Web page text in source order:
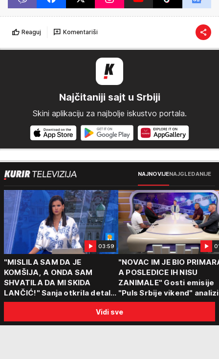
Reaguj Komentariši
Najčitaniji sajt u Srbiji
Skini aplikaciju za najbolje iskustvo portala.
NAJNOVIJENAJGLEDANIJE
03:59
"MISLILA SAM DA JE
KOMŠIJA, A ONDA SAM
SHVATILA DA MI SKIDA
LANČIĆ!" Sanja otkrila detalje
napada u Novom Sadu
"NOVAC IM JE BIO
A POSLEDICE IH NISU
ZANIMALE" Gosti emisije
"Puls Srbije vikend"
slučajeve koji su potresli
Srbiju: Zločin se ne isplati
Vidi sve